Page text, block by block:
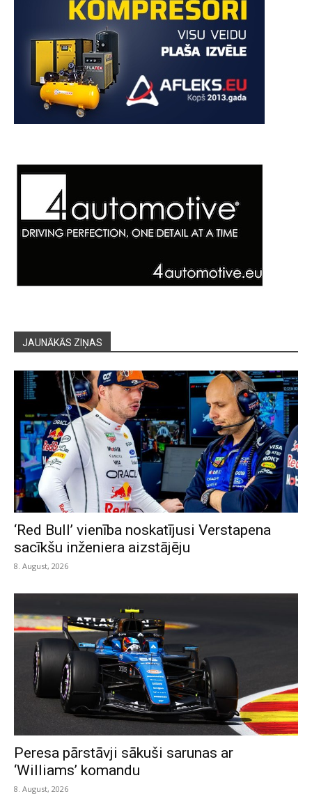
JAUNĀKĀS ZIŅAS
‘Red Bull’ vienība noskatījusi Verstapena
sacīkšu inženiera aizstājēju
8. August, 2026
Peresa pārstāvji sākuši sarunas ar
‘Williams’ komandu
8. August, 2026